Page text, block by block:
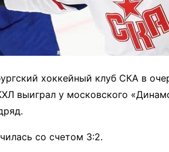
хоккейный клуб СКА в
выиграл у московского
со счетом 3:2.